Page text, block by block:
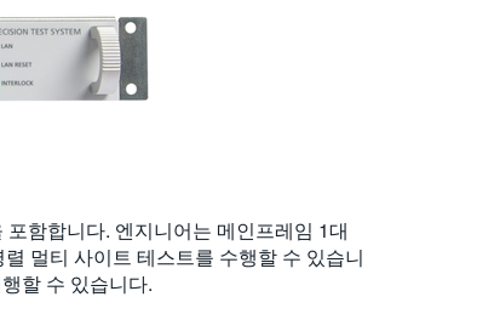
함합니다. 엔지니어는 메인프레임 1대
멀티 사이트 테스트를 수행할 수 있습니
할 수 있습니다.